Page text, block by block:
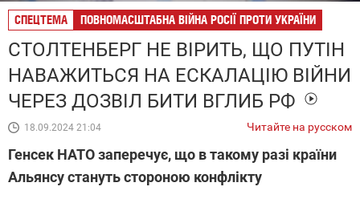
СПЕЦТЕМА ПОВНОМАСШТАБНА ВІЙНА РОСІЇ ПРОТИ УКРАЇНИ
СТОЛТЕНБЕРГ НЕ ВІРИТЬ, ЩО ПУТІН
НАВАЖИТЬСЯ НА ЕСКАЛАЦІЮ ВІЙНИ
ЧЕРЕЗ ДОЗВІЛ БИТИ ВГЛИБ РФ
18.09.2024 21:04 Читайте на русском
Генсек НАТО заперечує, що в такому разі країни
Альянсу стануть стороною конфлікту